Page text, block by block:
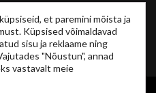
et paremini mõista ja
Küpsised võimaldavad
sisu ja reklaame ning
"Nõustun", annad
vastavalt meie